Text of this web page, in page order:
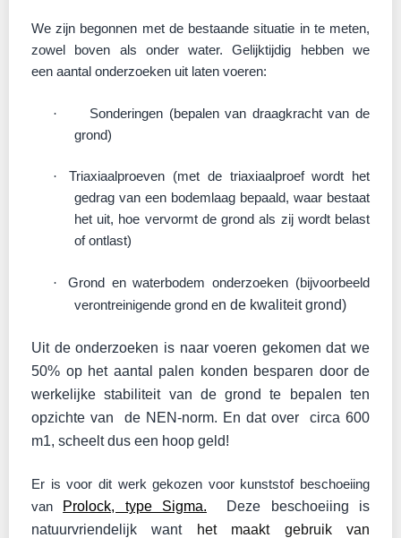
We zijn begonnen met de bestaande situatie in te meten,
zowel boven als onder water. Gelijktijdig hebben we
een aantal onderzoeken uit laten voeren:
·
Sonderingen (bepalen van draagkracht van de
grond)
·
Triaxiaalproeven (met de triaxiaalproef wordt het
gedrag van een bodemlaag bepaald, waar bestaat
het uit, hoe vervormt de grond als zij wordt belast
of ontlast)
·
Grond en waterbodem onderzoeken (bijvoorbeeld
verontreinigende grond en de kwaliteitgrond)
Uit de onderzoeken is naar voeren gekomen dat we
50% op het aantal palen konden besparen door de
werkelijke stabiliteit van de grond te bepalen ten
opzichte van de NEN-norm. En dat over circa 600
m1, scheelt dus een hoop geld!
Er is voor dit werk gekozen voor kunststof beschoeiing
van
Prolock, type Sigma. Deze beschoeiing is
natuurvriendelijk wanthet maakt gebruik van